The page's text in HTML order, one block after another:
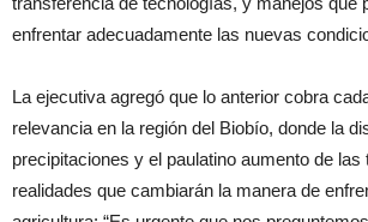
enfrentar adecuadamente las nuevas
La ejecutiva agregó que lo anterior cobra
relevancia en la región del Biobío, donde la
precipitaciones y el paulatino aumento de
realidades que cambiarán la manera de